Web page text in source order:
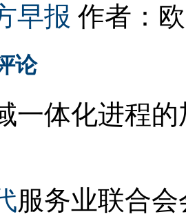
早报 作者：
论
一体化进程
服务业联合